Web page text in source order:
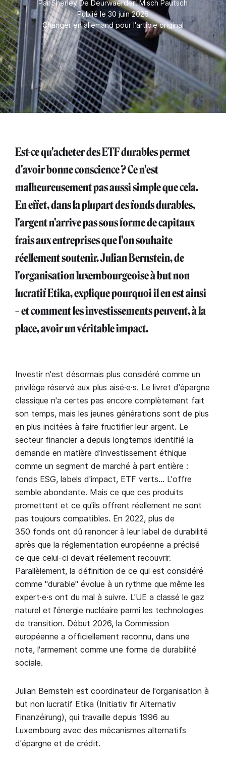
ParSherley De Deurwaerder,Misch Pautsch
Publié le 30 juin 2026
Changer en allemand pour l'article original
Est-ce qu'acheter des ETF durables permet
d'avoir bonne conscience ? Ce n'est
malheureusement pas aussi simple que cela.
En effet, dans la plupart des fonds durables,
l'argent n'arrive pas sous forme de capitaux
frais aux entreprises que l'on souhaite
réellement soutenir. Julian Bernstein, de
l'organisation luxembourgeoise à but non
lucratif Etika, explique pourquoi il en est ainsi
– et comment les investissements peuvent, à la
place, avoir un véritable impact.
Investir n'est désormais plus considéré comme un
privilège réservé aux plus aisé·e·s. Le livret d'épargne
classique n'a certes pas encore complètement fait
son temps, mais les jeunes générations sont de plus
en plus incitées à faire fructifier leur argent. Le
secteur financier a depuis longtemps identifié la
demande en matière d’investissement éthique
comme un segment de marché à part entière :
fonds ESG, labels d'impact, ETF verts… L'offre
semble abondante. Mais ce que ces produits
promettent et ce qu'ils offrent réellement ne sont
pas toujours compatibles. En 2022, plus de
350 fonds ont dû renoncer à leur label de durabilité
après que la réglementation européenne a précisé
ce que celui-ci devait réellement recouvrir.
Parallèlement, la définition de ce qui est considéré
comme "durable" évolue à un rythme que même les
expert·e·s ont du mal à suivre. L'UE a classé le gaz
naturel et l'énergie nucléaire parmi les technologies
de transition. Début 2026, la Commission
européenne a officiellement reconnu, dans une
note, l'armement comme une forme de durabilité
sociale.
Julian Bernstein est coordinateur de l'organisation à
but non lucratif Etika (Initiativ fir Alternativ
Finanzéirung), qui travaille depuis 1996 au
Luxembourg avec des mécanismes alternatifs
d'épargne et de crédit.